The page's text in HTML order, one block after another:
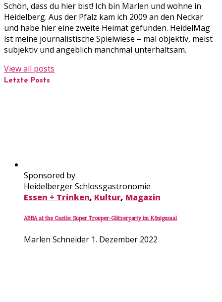
Schön, dass du hier bist! Ich bin Marlen und wohne in
Heidelberg. Aus der Pfalz kam ich 2009 an den Neckar
und habe hier eine zweite Heimat gefunden. HeidelMag
ist meine journalistische Spielwiese – mal objektiv, meist
subjektiv und angeblich manchmal unterhaltsam.
View all posts
Letzte Posts
Sponsored by
Heidelberger Schlossgastronomie
Essen + Trinken, Kultur, Magazin
ABBA at the Castle: Super Trouper-Glitzerparty im Königssaal
Marlen Schneider 1. Dezember 2022